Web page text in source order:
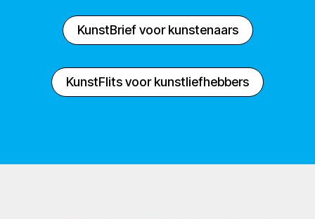
KunstBrief voor kunstenaars
KunstFlits voor kunstliefhebbers